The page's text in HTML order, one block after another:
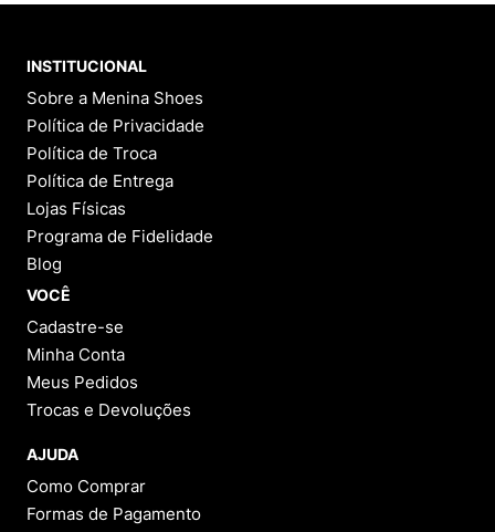
INSTITUCIONAL
Sobre a Menina Shoes
Política de Privacidade
Política de Troca
Política de Entrega
Lojas Físicas
Programa de Fidelidade
Blog
VOCÊ
Cadastre-se
Minha Conta
Meus Pedidos
Trocas e Devoluções
AJUDA
Como Comprar
Formas de Pagamento